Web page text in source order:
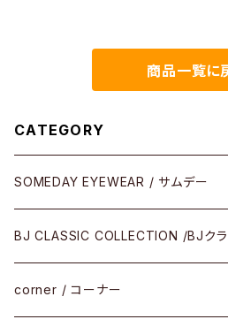
商品一覧に
CATEGORY
SOMEDAY EYEWEAR / サムデー
メガネ
サングラス
BJ CLASSIC COLLECTION /BJクラ
CELLULOID（CRAFTSMAN EDITION
corner / コーナー